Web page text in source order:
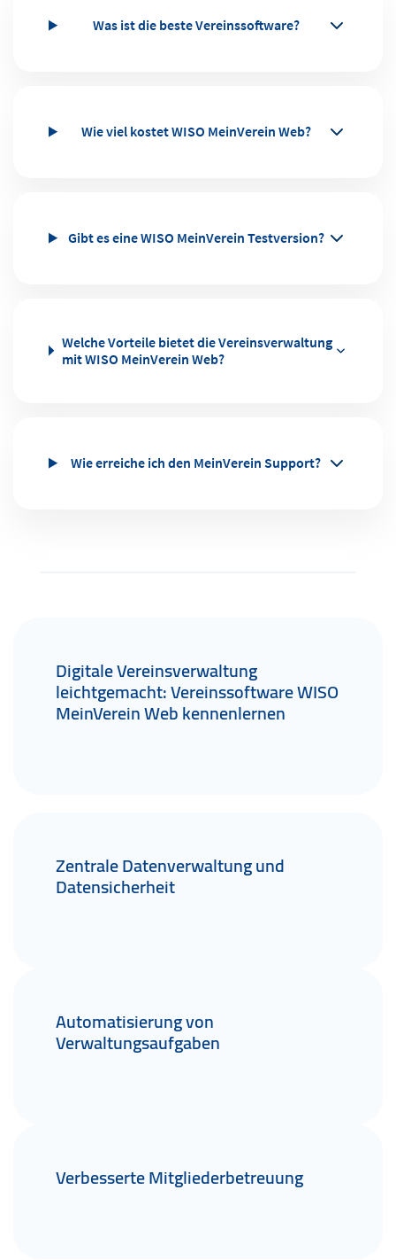
Was ist die beste Vereinssoftware?
Wie viel kostet WISO MeinVerein Web?
Gibt es eine WISO MeinVerein Testversion?
Welche Vorteile bietet die Vereinsverwaltung
mit WISO MeinVerein Web?
Wie erreiche ich den MeinVerein Support?
Digitale Vereinsverwaltung
leichtgemacht: Vereinssoftware WISO
MeinVerein Web kennenlernen
Zentrale Datenverwaltung und
Datensicherheit
Automatisierung von
Verwaltungsaufgaben
Verbesserte Mitgliederbetreuung